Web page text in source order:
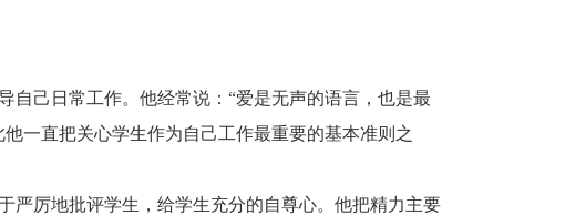
自己日常工作。他经常说：“爱是无声的语言，也是最
一直把关心学生作为自己工作最重要的基本准则之
严厉地批评学生，给学生充分的自尊心。他把精力主要